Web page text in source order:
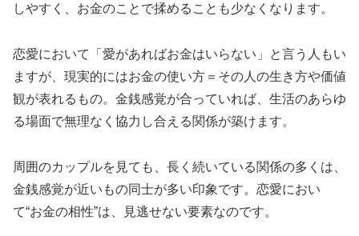
しやすく、お金のことで揉めることも少なくなります。
恋愛において「愛があればお金はいらない」と言う人もい
ますが、現実的にはお金の使い方＝その人の生き方や価値
観が表れるもの。金銭感覚が合っていれば、生活のあらゆ
る場面で無理なく協力し合える関係が築けます。
周囲のカップルを見ても、長く続いている関係の多くは、
金銭感覚が近いもの同士が多い印象です。恋愛におい
て“お金の相性”は、見逃せない要素なのです。